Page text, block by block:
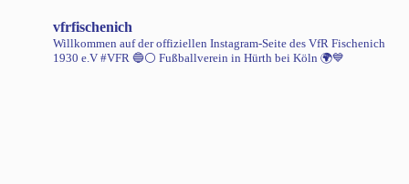
vfrfischenich
Willkommen auf der offiziellen Instagram-Seite des VfR Fischenich
1930 e.V #VFR 🔵⚪️ Fußballverein in Hürth bei Köln 🌍💙